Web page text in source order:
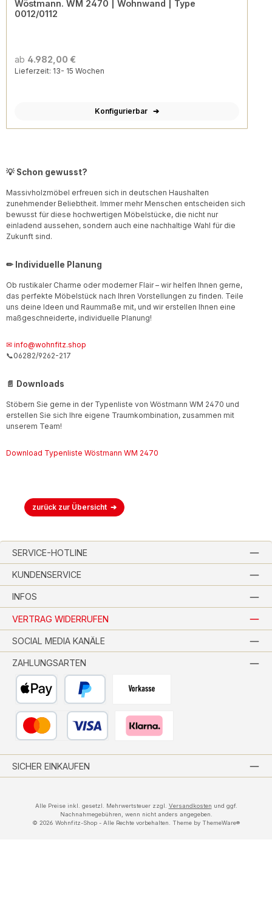
Wöstmann. WM 2470 | Wohnwand | Type
0012/0112
ab 4.982,00 €
Lieferzeit: 13- 15 Wochen
Konfigurierbar
💡 Schon gewusst?
Massivholzmöbel erfreuen sich in deutschen Haushalten
zunehmender Beliebtheit. Immer mehr Menschen entscheiden sich
bewusst für diese hochwertigen Möbelstücke, die nicht nur
einladend aussehen, sondern auch eine nachhaltige Wahl für die
Zukunft sind.
✏ Individuelle Planung
Ob rustikaler Charme oder moderner Flair – wir helfen Ihnen gerne,
das perfekte Möbelstück nach Ihren Vorstellungen zu finden. Teile
uns deine Ideen und Raummaße mit, und wir erstellen Ihnen eine
maßgeschneiderte, individuelle Planung!
✉ info@wohnfitz.shop
📞06282/9262-217
📄 Downloads
Stöbern Sie gerne in der Typenliste von Wöstmann WM 2470 und
erstellen Sie sich Ihre eigene Traumkombination, zusammen mit
unserem Team!
Download Typenliste Wöstmann WM 2470
zurück zur Übersicht
SERVICE-HOTLINE
KUNDENSERVICE
INFOS
VERTRAG WIDERRUFEN
ZAHLUNGSARTEN
SOCIAL MEDIA KANÄLE
SICHER EINKAUFEN
Alle Preise inkl. gesetzl. Mehrwertsteuer zzgl. Versandkosten und ggf.
Nachnahmegebühren, wenn nicht anders angegeben.
© 2026 Wohnfitz-Shop - Alle Rechte vorbehalten. Theme by ThemeWare®